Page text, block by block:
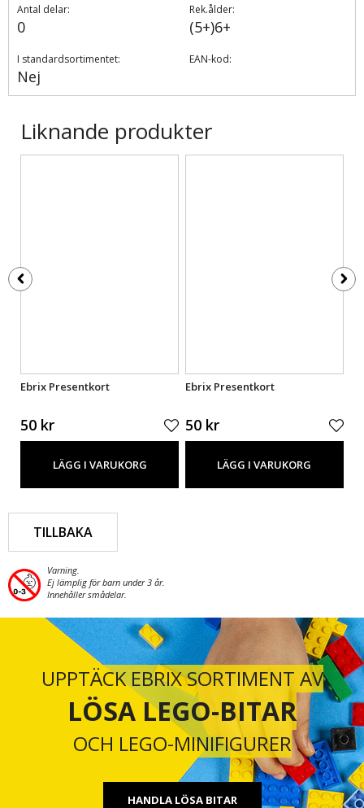
Antal delar:
0
Rek.ålder:
(5+)6+
I standardsortimentet:
Nej
EAN-kod:
Liknande produkter
Ebrix Presentkort
50 kr
LÄGG I VARUKORG
Ebrix Presentkort
50 kr
LÄGG I VARUKORG
TILLBAKA
Varning.
Ej lämplig för barn under 3 år.
Innehåller smådelar.
UPPTÄCK EBRIX SORTIMENT AV
LÖSA LEGO-BITAR
OCH LEGO-MINIFIGURER
HANDLA LÖSA BITAR